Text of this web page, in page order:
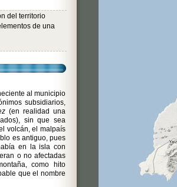
del territorio
de una
al municipio
subsidiarios,
(en realidad una
sin que sea
volcán, el malpaís
es antiguo, pues
en la isla con
o no afectadas
como hito
que el nombre